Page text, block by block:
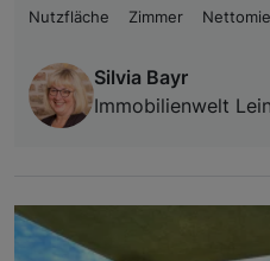
Nutzfläche
Zimmer
Silvia Bayr
Immobilienwelt